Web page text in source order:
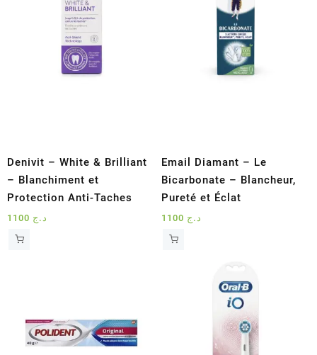
Denivit – White & Brilliant
– Blanchiment et
Protection Anti-Taches
د.ج
Email Diamant – Le
Bicarbonate – Blancheur,
Pureté et Éclat
د.ج